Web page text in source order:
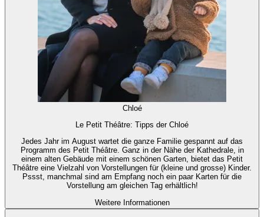
Chloé
Le Petit Théâtre: Tipps der Chloé
Jedes Jahr im August wartet die ganze Familie gespannt auf das
Programm des Petit Théâtre. Ganz in der Nähe der Kathedrale, in
einem alten Gebäude mit einem schönen Garten, bietet das Petit
Théâtre eine Vielzahl von Vorstellungen für (kleine und grosse) Kinder.
Pssst, manchmal sind am Empfang noch ein paar Karten für die
Vorstellung am gleichen Tag erhältlich!
Weitere Informationen